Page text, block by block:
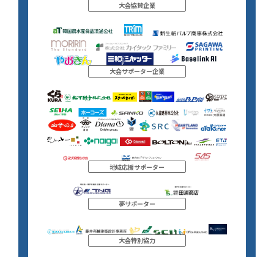
大会協賛企業
大会サポーター企業
地域応援サポーター
夢サポーター
大会特別協力